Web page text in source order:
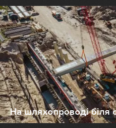
На шляхопроводі біля